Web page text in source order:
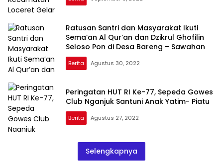
Ratusan Santri dan Masyarakat Ikuti
Sema’an Al Qur’an dan Dzikrul Ghofilin
Seloso Pon di Desa Bareng – Sawahan
Berita Agustus 30, 2022
Peringatan HUT RI Ke-77, Sepeda Gowes
Club Nganjuk Santuni Anak Yatim- Piatu
Berita Agustus 27, 2022
Selengkapnya